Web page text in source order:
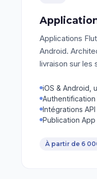
Applications
Android.
livraison sur les
iOS & Android,
Intégrations
Publication
À partir de 6